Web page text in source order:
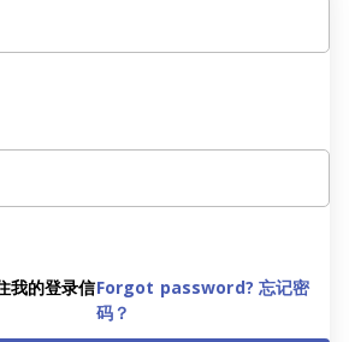
的登录信Forgot password? 忘记密
码？